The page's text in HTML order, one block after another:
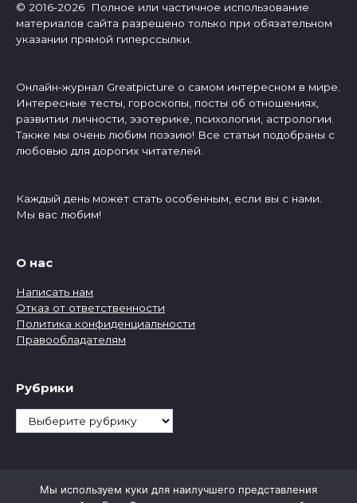
© 2016-2026 Полное или частичное использование
материалов сайта разрешено только при обязательном
указании прямой гиперссылки.
Онлайн-журнал Greatpicture о самом интересном в мире.
Интересные тесты, гороскопы, посты об отношениях,
развитии личности, эзотерике, психологии, астрологии.
Также мы очень любим поэзию! Все статьи подобраны с
любовью для дорогих читателей.
Каждый день может стать особенным, если вы с нами.
Мы вас любим!
О нас
Написать нам
Отказ от ответственности
Политика конфиденциальности
Правообладателям
Рубрики
Рубрики
Мы используем куки для наилучшего представления